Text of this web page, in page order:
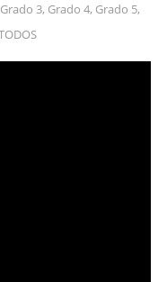
Grado 3, Grado 4, Grado 5,